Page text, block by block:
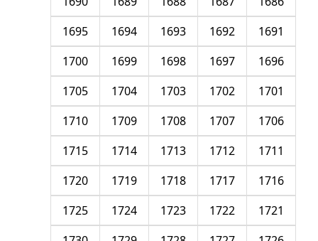
1691
1692
1693
1694
1695
1696
1697
1698
1699
1700
1701
1702
1703
1704
1705
1706
1707
1708
1709
1710
1711
1712
1713
1714
1715
1716
1717
1718
1719
1720
1721
1722
1723
1724
1725